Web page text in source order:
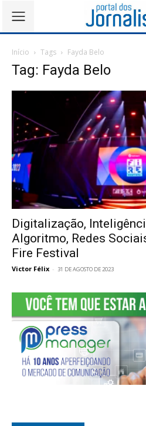
Início Tags Fayda Belo
Tag: Fayda Belo
Digitalização,
Algoritmo, Redes
Fire Festival
Victor Félix - 31 DE AGOSTO DE 2023